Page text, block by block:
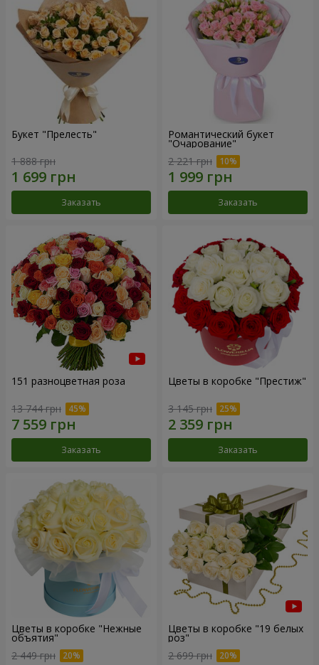
Букет "Прелесть"
1 888 грн
Заказать
Романтический букет
"Очарование"
2 221 грн
Заказать
151 разноцветная роза
13 744 грн
Заказать
Цветы в коробке "Престиж"
3 145 грн
Заказать
Цветы в коробке "Нежные
объятия"
2 449 грн
Цветы в коробке "19 белых
роз"
2 699 грн